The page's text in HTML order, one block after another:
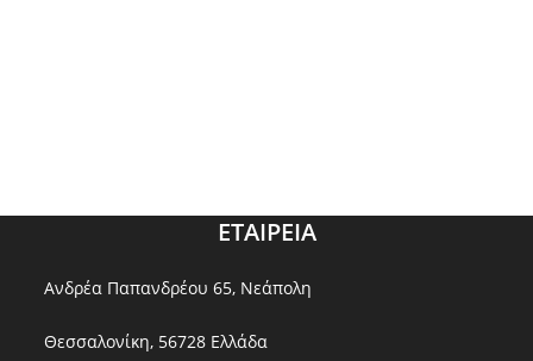
ΕΤΑΙΡΕΙΑ
Ανδρέα Παπανδρέου 65, Νεάπολη
Θεσσαλονίκη, 56728 Ελλάδα